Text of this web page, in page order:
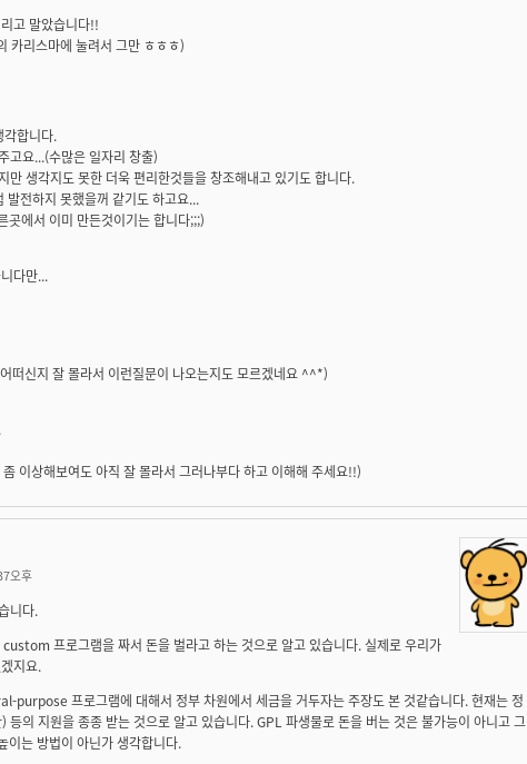
고 말았습니다!!
카리스마에 눌려서 그만 ㅎㅎㅎ)
각합니다.
고요...(수많은 일자리 창출)
만 생각지도 못한 더욱 편리한것들을 창조해내고 있기도 합니다.
발전하지 못했을꺼 같기도 하고요...
곳에서 이미 만든것이기는 합니다;;;)
다만...
떠신지 잘 몰라서 이런질문이 나오는지도 모르겠네요 ^^*)
이상해보여도 아직 잘 몰라서 그러나부다 하고 이해해 주세요!!)
오후
니다.
프로그램을 짜서 돈을 벌라고 하는 것으로 알고 있습니다. 실제로 우리가
지요.
purpose 프로그램에 대해서 정부 차원에서 세금을 거두자는 주장도 본 것같습니다. 현재는 정
등의 지원을 종종 받는 것으로 알고 있습니다. GPL 파생물로 돈을 버는 것은 불가능이 아니고 그
이는 방법이 아닌가 생각합니다.